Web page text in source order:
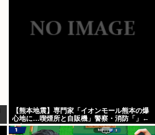
【熊本地震】専門家「イオンモール熊本の爆
心地に…喫煙所と自販機」警察・消防「」←
これ・・・